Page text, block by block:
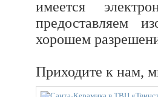
имеется
предоставляем
хорошем
Приходите к нам,